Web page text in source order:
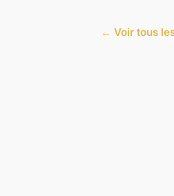
← Voir tous